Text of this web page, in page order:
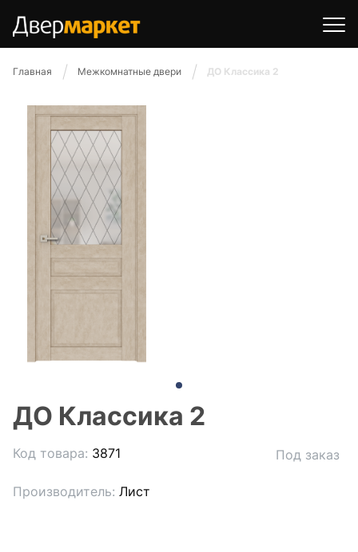
Главная Межкомнатные двери ДО Классика 2
ДО Классика 2
Код товара: 3871
Производитель: Лист
Под заказ